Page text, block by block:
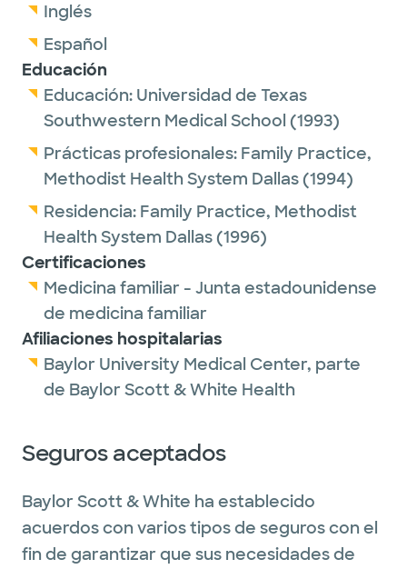
Inglés
Español
Educación
Educación: Universidad de Texas
Southwestern Medical School (1993)
Prácticas profesionales: Family Practice,
Methodist Health System Dallas(1994)
Residencia: Family Practice, Methodist
Health System Dallas(1996)
Certificaciones
Medicina familiar - Junta estadounidense
de medicina familiar
Afiliaciones hospitalarias
Baylor University Medical Center, parte
de Baylor Scott & White Health
Seguros aceptados
Baylor Scott & White ha establecido
acuerdos con varios tipos de seguros con el
fin de garantizar que sus necesidades de